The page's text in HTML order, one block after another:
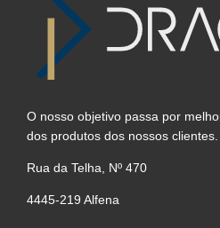
O nosso objetivo passa por
dos produtos dos nossos clientes.
Rua da Telha, Nº 470
4445-219 Alfena